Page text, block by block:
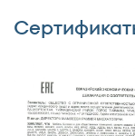
Достоинства